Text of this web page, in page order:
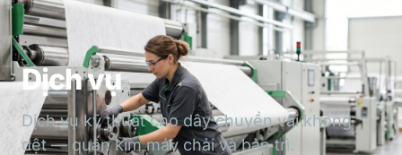
Dịch vụ
Dịch vụ kỹ thuật cho dây chuyền vải không
dệt — quấn kim máy chải và bảo trì.